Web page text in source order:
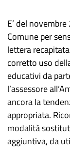
E’ del
Comune per
lettera
corretto uso
educativi da
l’assessore
ancora la
appropriata.
modalità
aggiuntiva, da